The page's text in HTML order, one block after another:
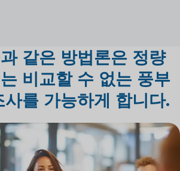
같은 방법론은 정량
비교할 수 없는 풍부
를 가능하게 합니다.